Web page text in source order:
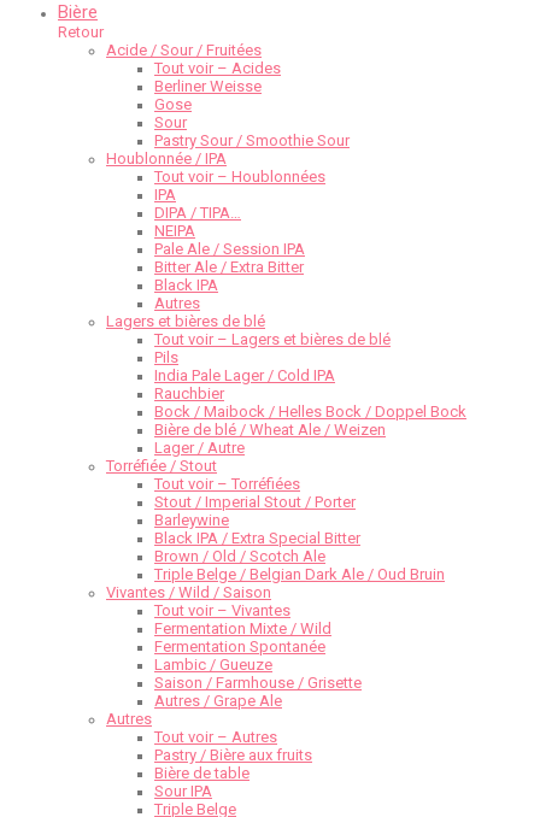
Bière
Retour
Acide / Sour / Fruitées
Tout voir – Acides
Berliner Weisse
Gose
Sour
Pastry Sour / Smoothie Sour
Houblonnée / IPA
Tout voir – Houblonnées
IPA
DIPA / TIPA…
NEIPA
Pale Ale / Session IPA
Bitter Ale / Extra Bitter
Black IPA
Autres
Lagers et bières de blé
Tout voir – Lagers et bières de blé
Pils
India Pale Lager / Cold IPA
Rauchbier
Bock / Maibock / Helles Bock / Doppel Bock
Bière de blé / Wheat Ale / Weizen
Lager / Autre
Torréfiée / Stout
Tout voir – Torréfiées
Stout / Imperial Stout / Porter
Barleywine
Black IPA / Extra Special Bitter
Brown / Old / Scotch Ale
Triple Belge / Belgian Dark Ale / Oud Bruin
Vivantes / Wild / Saison
Tout voir – Vivantes
Fermentation Mixte / Wild
Fermentation Spontanée
Lambic / Gueuze
Saison / Farmhouse / Grisette
Autres / Grape Ale
Autres
Tout voir – Autres
Pastry / Bière aux fruits
Bière de table
Sour IPA
Triple Belge